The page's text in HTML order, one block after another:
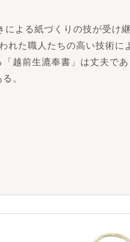
よる紙づくりの技が受け
れた職人たちの高い技術に
越前生漉奉書」は丈夫で
。